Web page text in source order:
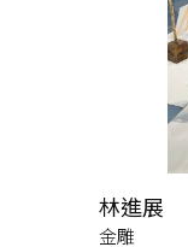
林進展
金雕